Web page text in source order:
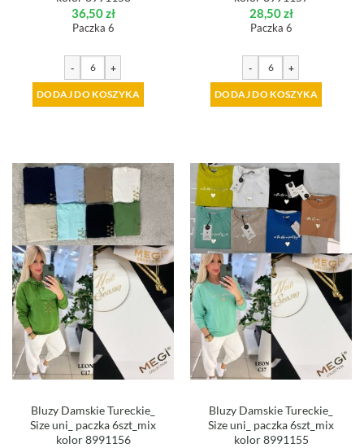
36,50zł
Paczka 6
- +
DODAJ DO KOSZYKA
28,50zł
Paczka 6
- +
DODAJ DO KOSZYKA
Bluzy Damskie Tureckie_
Size uni_ paczka 6szt_mix
kolor 8991156
Bluzy Damskie Tureckie_
Size uni_ paczka 6szt_mix
kolor 8991155